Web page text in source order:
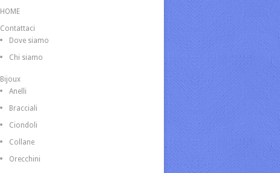
HOME
Contattaci
Dove siamo
Chi siamo
Bijoux
Anelli
Bracciali
Ciondoli
Collane
Orecchini